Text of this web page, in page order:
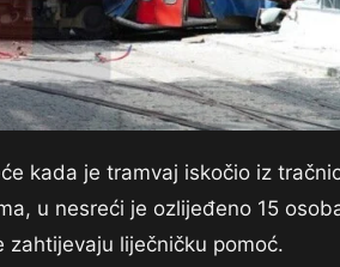
kada je tramvaj iskočio iz
u nesreći je ozlijeđeno 15
liječničku pomoć.